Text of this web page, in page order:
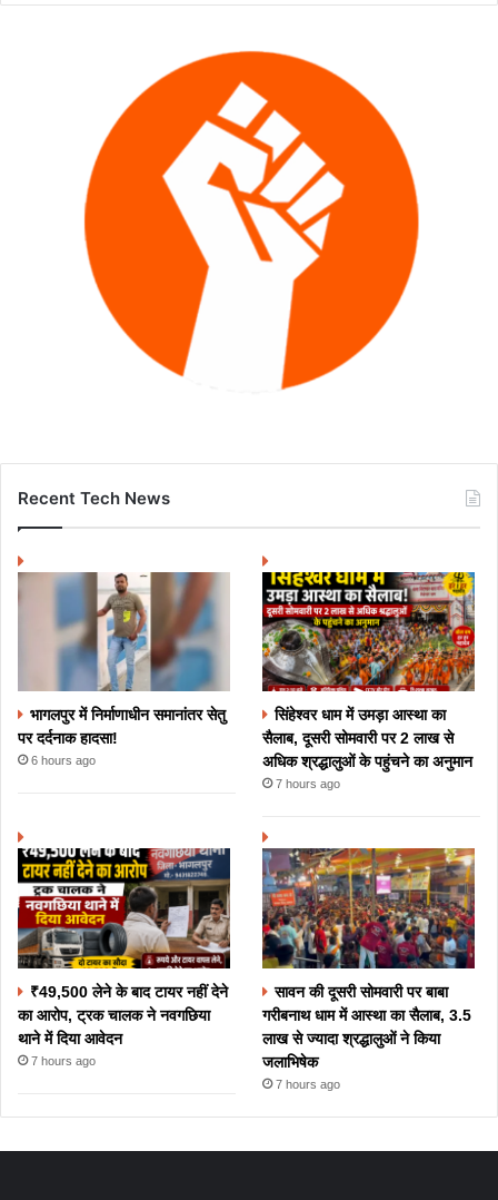
Recent Tech News
भागलपुर में निर्माणाधीन समानांतर सेतु
पर दर्दनाक हादसा!
6 hours ago
सिंहेश्वर धाम में उमड़ा आस्था का
सैलाब, दूसरी सोमवारी पर 2 लाख से
अधिक श्रद्धालुओं के पहुंचने का अनुमान
7 hours ago
₹49,500 लेने के बाद टायर नहीं देने
का आरोप, ट्रक चालक ने नवगछिया
थाने में दिया आवेदन
7 hours ago
सावन की दूसरी सोमवारी पर बाबा
गरीबनाथ धाम में आस्था का सैलाब, 3.5
लाख से ज्यादा श्रद्धालुओं ने किया
जलाभिषेक
7 hours ago